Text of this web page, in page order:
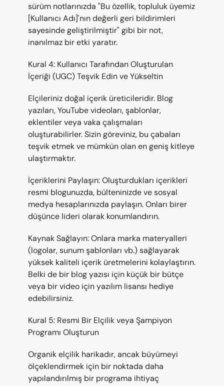
sürüm notlarınızda "Bu özellik, topluluk üyemiz
[Kullanıcı Adı]'nın değerli geri bildirimleri
sayesinde geliştirilmiştir" gibi bir not,
inanılmaz bir etki yaratır.
Kural 4: Kullanıcı Tarafından Oluşturulan
İçeriği (UGC) Teşvik Edin ve Yükseltin
Elçileriniz doğal içerik üreticileridir. Blog
yazıları, YouTube videoları, şablonlar,
eklentiler veya vaka çalışmaları
oluşturabilirler. Sizin göreviniz, bu çabaları
teşvik etmek ve mümkün olan en geniş kitleye
ulaştırmaktır.
İçeriklerini Paylaşın: Oluşturdukları içerikleri
resmi blogunuzda, bülteninizde ve sosyal
medya hesaplarınızda paylaşın. Onları birer
düşünce lideri olarak konumlandırın.
Kaynak Sağlayın: Onlara marka materyalleri
(logolar, sunum şablonları vb.) sağlayarak
yüksek kaliteli içerik üretmelerini kolaylaştırın.
Belki de bir blog yazısı için küçük bir bütçe
veya bir video için yazılım lisansı hediye
edebilirsiniz.
Kural 5: Resmi Bir Elçilik veya Şampiyon
Programı Oluşturun
Organik elçilik harikadır, ancak büyümeyi
ölçeklendirmek için bir noktada daha
yapılandırılmış bir programa ihtiyaç